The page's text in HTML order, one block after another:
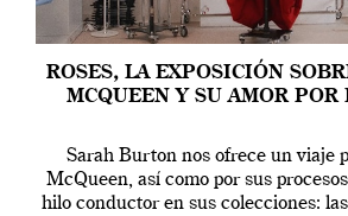
ROSES, LA EXPOSICIÓN
MCQUEEN Y SU AMOR POR
Sarah Burton nos ofrece un viaje
McQueen, así como por sus
hilo conductor en sus colecciones: